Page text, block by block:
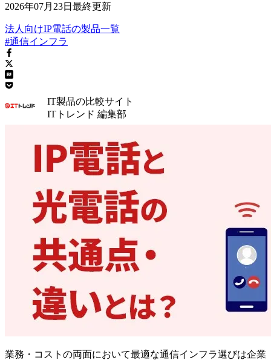
2026年07月23日 最終更新
法人向けIP電話の製品一覧
#通信インフラ
IT製品の比較サイト
ITトレンド 編集部
業務・コストの両面において最適な通信インフラ選びは企業